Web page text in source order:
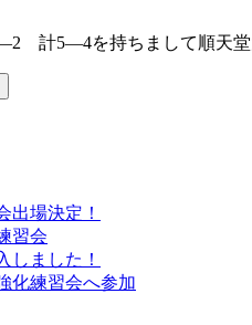
計5―4を持ちまして順天堂
出場決定！
習会
しました！
化練習会へ参加